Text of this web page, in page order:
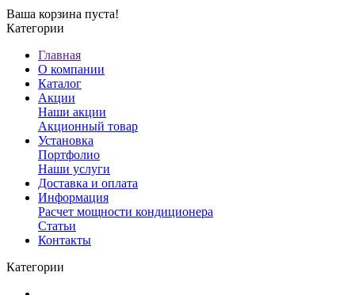
Ваша корзина пуста!
Категории
Главная
О компании
Каталог
Акции
Наши акции
Акционный товар
Установка
Портфолио
Наши услуги
Доставка и оплата
Информация
Расчет мощности кондиционера
Статьи
Контакты
Категории